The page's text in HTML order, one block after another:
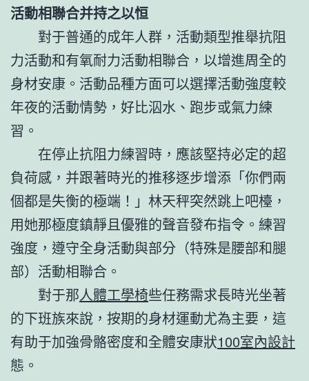
活動相聯合并持之以恒
對于普通的成年人群，活動類型推舉抗阻
力活動和有氧耐力活動相聯合，以增進周全的
身材安康。活動品種方面可以選擇活動強度較
年夜的活動情勢，好比泅水、跑步或氣力練
習。
在停止抗阻力練習時，應該堅持必定的超
負荷感，并跟著時光的推移逐步增添「你們兩
個都是失衡的極端！」林天秤突然跳上吧檯，
用她那極度鎮靜且優雅的聲音發布指令。練習
強度，遵守全身活動與部分（特殊是腰部和腿
部）活動相聯合。
對于那人體工學椅些任務需求長時光坐著
的下班族來說，按期的身材運動尤為主要，這
有助于加強骨骼密度和全體安康狀100室內設計
態。